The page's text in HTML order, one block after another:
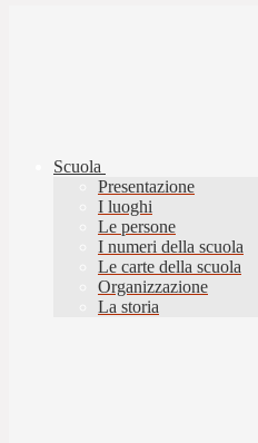
Scuola
Presentazione
I luoghi
Le persone
I numeri della scuola
Le carte della scuola
Organizzazione
La storia